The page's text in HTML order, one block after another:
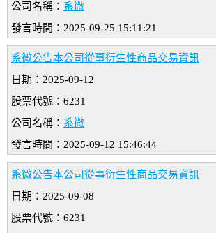
公司名稱： 系微
發言時間：2025-09-25 15:11:21
系微公告本公司從事衍生性商品交易資訊
日期：2025-09-12
股票代號：6231
公司名稱： 系微
發言時間：2025-09-12 15:46:44
系微公告本公司從事衍生性商品交易資訊
日期：2025-09-08
股票代號：6231